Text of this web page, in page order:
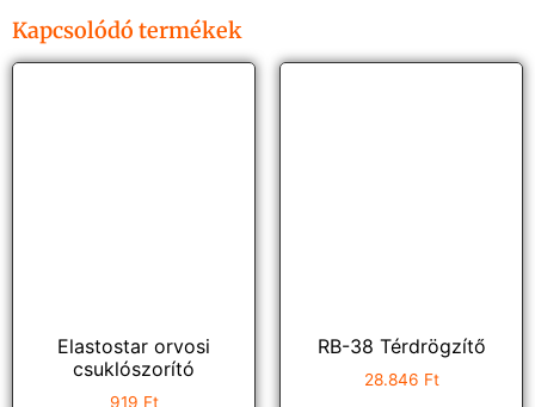
Kapcsolódó termékek
Elastostar orvosi
csuklószorító
919 Ft
RB-38 Térdrögzítő
28.846 Ft